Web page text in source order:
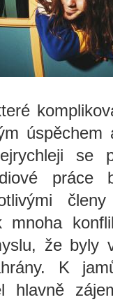
se
práce
mnoha
že byly
K
hlavně